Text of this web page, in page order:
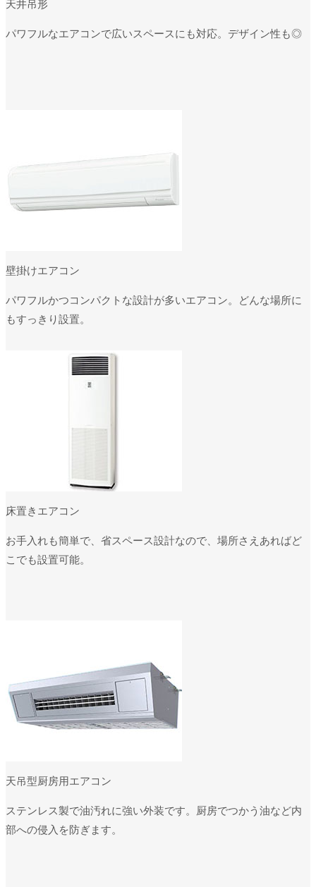
天井吊形
パワフルなエアコンで広いスペースにも対応。デザイン性も◎
壁掛けエアコン
パワフルかつコンパクトな設計が多いエアコン。どんな場所に
もすっきり設置。
床置きエアコン
お手入れも簡単で、省スペース設計なので、場所さえあればど
こでも設置可能。
天吊型厨房用エアコン
ステンレス製で油汚れに強い外装です。厨房でつかう油など内
部への侵入を防ぎます。